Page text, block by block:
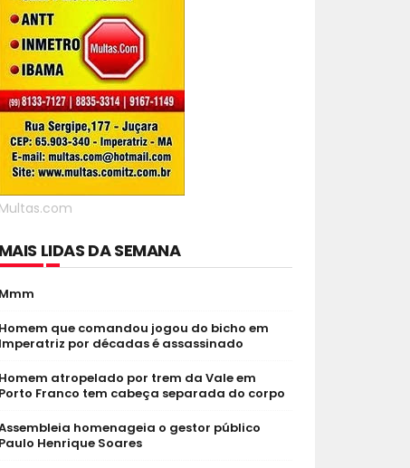
Multas.com
MAIS LIDAS DA SEMANA
Mmm
Homem que comandou jogou do bicho em
Imperatriz por décadas é assassinado
Homem atropelado por trem da Vale em
Porto Franco tem cabeça separada do corpo
homenageia o gestor público
Paulo Henrique Soares